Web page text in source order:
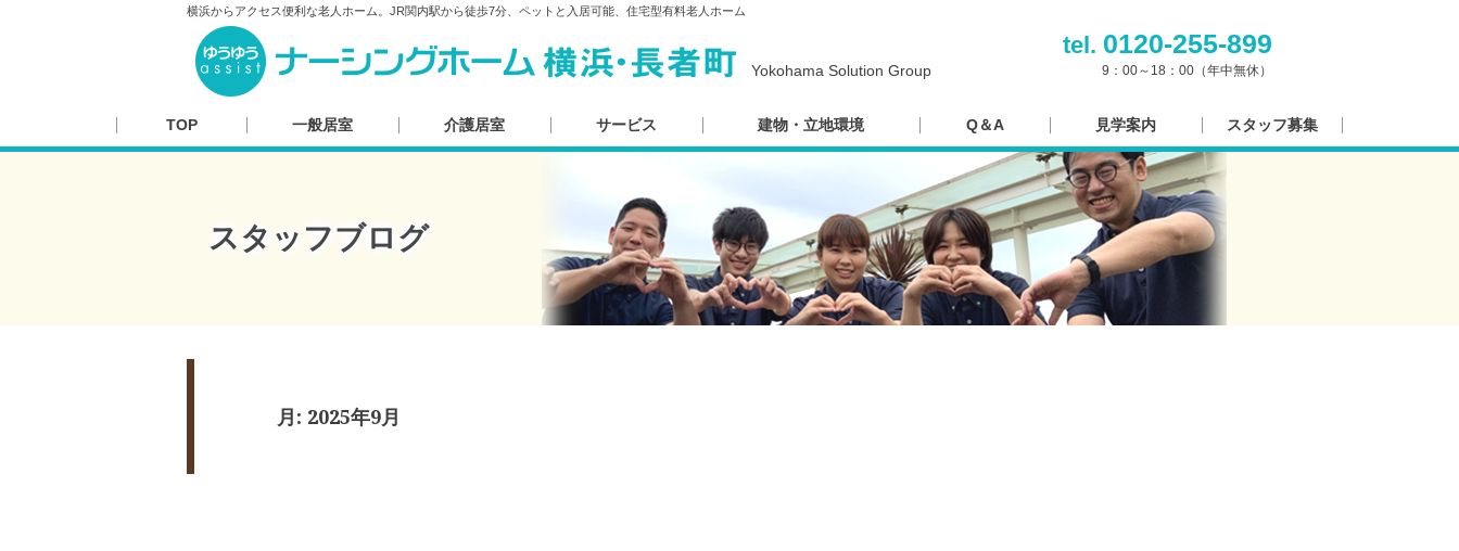
横浜からアクセス便利な老人ホーム。JR関内駅から徒歩7分、ペットと入居可能、住宅型有料老人ホーム
Yokohama Solution Group
tel. 0120-255-899
9：00～18：00（年中無休）
TOP 一般居室 介護居室 サービス 建物・立地環境 Q＆A 見学案内 スタッフ募集
スタッフブログ
月: 2025年9月